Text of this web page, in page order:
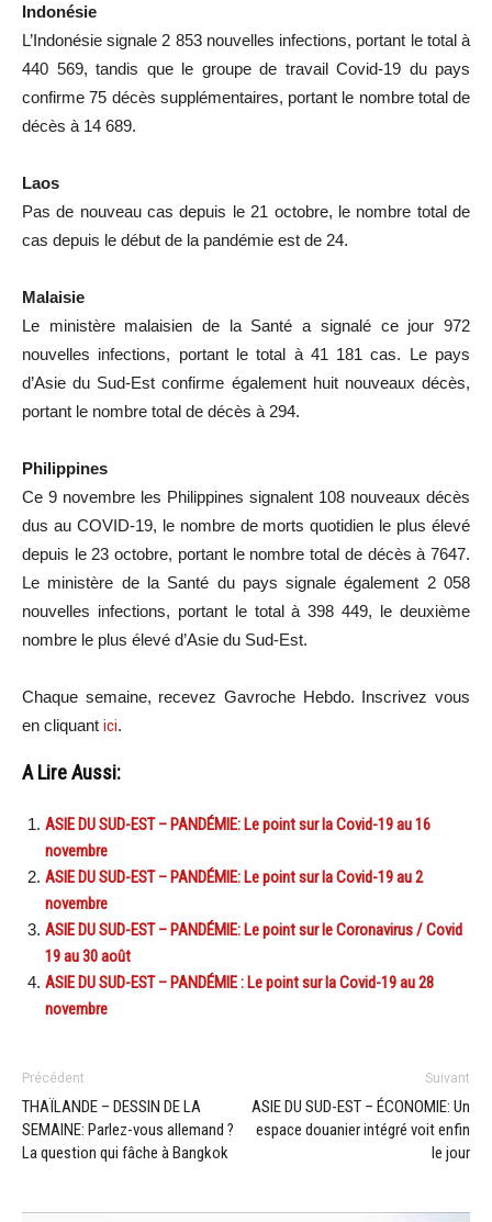
Indonésie
L’Indonésie signale 2 853 nouvelles infections, portant le total à
440 569, tandis que le groupe de travail Covid-19 du pays
confirme 75 décès supplémentaires, portant le nombre total de
décès à 14 689.
Laos
Pas de nouveau cas depuis le 21 octobre, le nombre total de
cas depuis le début de la pandémie est de 24.
Malaisie
Le ministère malaisien de la Santé a signalé ce jour 972
nouvelles infections, portant le total à 41 181 cas. Le pays
d’Asie du Sud-Est confirme également huit nouveaux décès,
portant le nombre total de décès à 294.
Philippines
Ce 9 novembre les Philippines signalent 108 nouveaux décès
dus au COVID-19, le nombre de morts quotidien le plus élevé
depuis le 23 octobre, portant le nombre total de décès à 7647.
Le ministère de la Santé du pays signale également 2 058
nouvelles infections, portant le total à 398 449, le deuxième
nombre le plus élevé d’Asie du Sud-Est.
Chaque semaine, recevez Gavroche Hebdo. Inscrivez vous
en cliquant ici.
A Lire Aussi:
ASIE DU SUD-EST – PANDÉMIE: Le point sur la Covid-19 au 16
novembre
ASIE DU SUD-EST – PANDÉMIE: Le point sur la Covid-19 au 2
novembre
ASIE DU SUD-EST – PANDÉMIE: Le point sur le Coronavirus / Covid
19 au 30 août
ASIE DU SUD-EST – PANDÉMIE : Le point sur la Covid-19 au 28
novembre
Précédent
THAÏLANDE – DESSIN DE LA
SEMAINE: Parlez-vous allemand ?
La question qui fâche à Bangkok
Suivant
ASIE DU SUD-EST – ÉCONOMIE: Un
espace douanier intégré voit enfin
le jour